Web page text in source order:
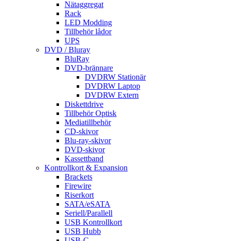
Nätaggregat
Rack
LED Modding
Tillbehör lådor
UPS
DVD / Bluray
BluRay
DVD-brännare
DVDRW Stationär
DVDRW Laptop
DVDRW Extern
Diskettdrive
Tillbehör Optisk
Mediatillbehör
CD-skivor
Blu-ray-skivor
DVD-skivor
Kassettband
Kontrollkort & Expansion
Brackets
Firewire
Riserkort
SATA/eSATA
Seriell/Parallell
USB Kontrollkort
USB Hubb